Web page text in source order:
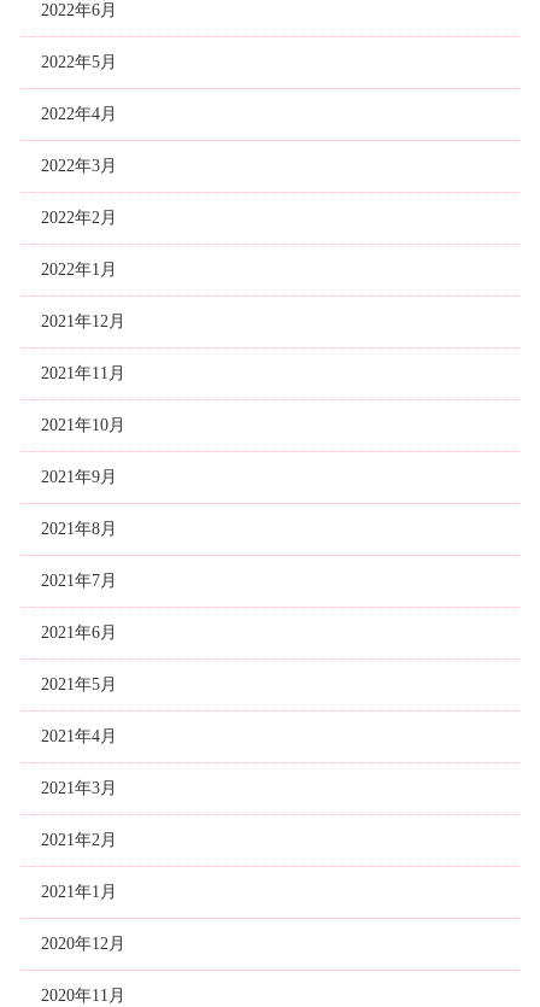
2022年6月
2022年5月
2022年4月
2022年3月
2022年2月
2022年1月
2021年12月
2021年11月
2021年10月
2021年9月
2021年8月
2021年7月
2021年6月
2021年5月
2021年4月
2021年3月
2021年2月
2021年1月
2020年12月
2020年11月